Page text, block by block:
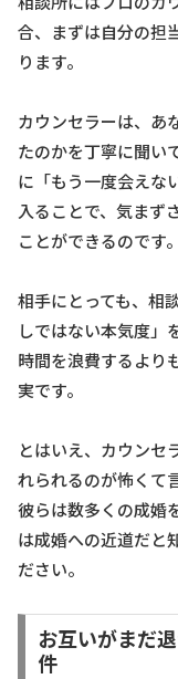
合、まずは自分の担
ります。
カウンセラーは、あ
たのかを丁寧に聞い
に「もう一度会えな
入ることで、気まず
ことができるのです。
相手にとっても、相
しではない本気度」
時間を浪費するより
実です。
とはいえ、カウンセ
れられるのが怖くて
彼らは数多くの成婚
は成婚への近道だと
ださい。
お互いがまだ
件